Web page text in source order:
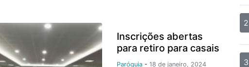
Inscrições abertas
para retiro para casais
Paróquia - 18 de janeiro, 2024
2
3